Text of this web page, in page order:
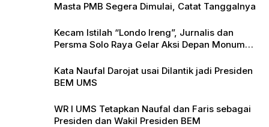
Masta PMB Segera Dimulai, Catat Tanggalnya
Kecam Istilah “Londo Ireng”, Jurnalis dan
Persma Solo Raya Gelar Aksi Depan Monumen
Kata Naufal Darojat usai Dilantik jadi Presiden
BEM UMS
WR I UMS Tetapkan Naufal dan Faris sebagai
Presiden dan Wakil Presiden BEM